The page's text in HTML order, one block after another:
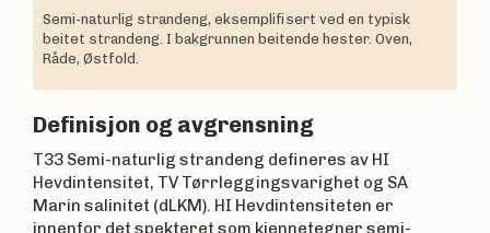
Semi-naturlig strandeng, eksemplifisert ved en typisk
beitet strandeng. I bakgrunnen beitende hester. Oven,
Råde, Østfold.
Definisjon og avgrensning
T33 Semi-naturlig strandeng defineres av HI
Hevdintensitet, TV Tørrleggingsvarighet og SA
Marin salinitet (dLKM). HI Hevdintensiteten er
innenfor det spekteret som kjennetegner semi-